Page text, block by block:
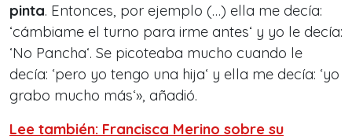
pinta. Entonces, por ejemplo (…) ella me decía:
‘cámbiame el turno para irme antes‘ y yo le decía:
‘No Pancha‘. Se picoteaba mucho cuando le
decía: ‘pero yo tengo una hija‘ y ella me decía: ‘yo
grabo mucho más‘», añadió.
Lee también: Francisca Merino sobre su